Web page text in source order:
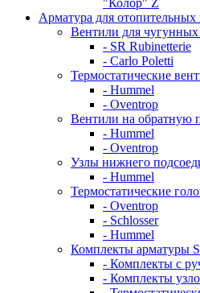
"Колор" Z
Арматура для отопительных
Вентили для чугунных
- SR Rubinetterie
- Carlo Poletti
Термостатические
- Hummel
- Oventrop
Вентили на обратную
- Hummel
- Oventrop
Узлы нижнего
- Hummel
Термостатические
- Oventrop
- Schlosser
- Hummel
Комплекты арматуры
- Комплекты с
- Комплекты